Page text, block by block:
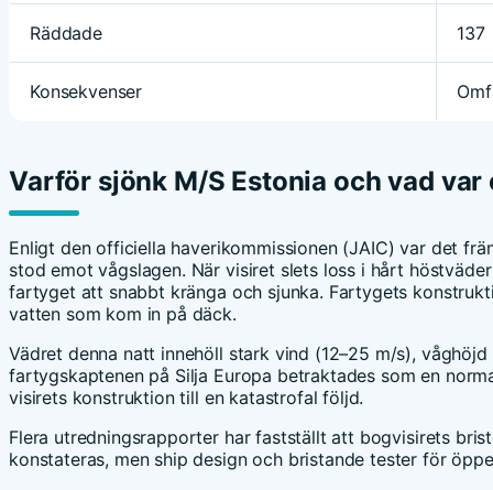
Räddade 137
Konsekvenser
Varför sjönk M/S Estonia och vad var
Enligt den officiella haverikommissionen (JAIC) var det
stod emot vågslagen. När visiret slets loss i hårt
fartyget att snabbt kränga och sjunka. Fartygets
vatten som kom in på däck.
Vädret denna natt innehöll stark vind (12–25 m/s),
fartygskaptenen på Silja Europa betraktades som en
visirets konstruktion till en katastrofal följd.
Flera utredningsrapporter har fastställt att bogvisirets
konstateras, men ship design och bristande tester för